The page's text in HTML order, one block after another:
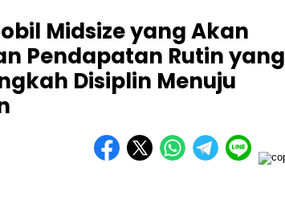
Midsize yang Akan
Pendapatan Rutin yang
Disiplin Menuju